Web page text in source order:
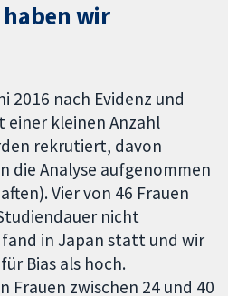
haben wir
2016 nach Evidenz und
einer kleinen Anzahl
rekrutiert, davon
die Analyse aufgenommen
Vier von 46 Frauen
nicht
fand in Japan statt und wir
Bias als hoch.
Frauen zwischen 24 und 40